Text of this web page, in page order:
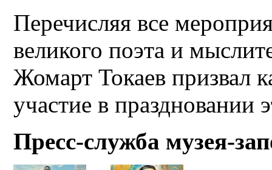
Перечисляя все
великого поэта и
Жомарт Токаев призвал
участие в праздновании
Пресс-служба музея-